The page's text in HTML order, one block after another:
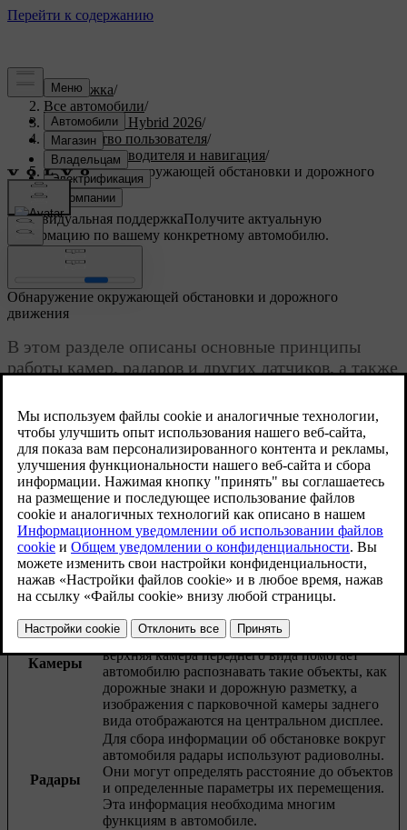
Поддержка/
Все автомобили/
XC90 Plug-in Hybrid 2026/
Руководство пользователя/
Поддержка водителя и навигация/
Обнаружение окружающей обстановки и дорожного
движения
Индивидуальная поддержкаПолучите актуальную
информацию по вашему конкретному автомобилю.
Обновленная версия 04.04.2025
Обнаружение окружающей обстановки и дорожного
движения
В этом разделе описаны основные принципы
работы камер, радаров и других датчиков, а также
воспринимает окружающее, может помочь при
использовании функций, которые работают на
основе этой способности автомобиля.
Способность автомобиля распознавать окружающую
обстановку обеспечивается многими системами и датчиками
и многих типов. Интерпретация автомобилем собираемых им
данных позволяет получить информацию о его действиях,
особенно при работе функций поддержки водителя.
Камеры
Камеры работают подобно человеческому
глазу. Изображения с разных камер
используются для разных целей. Например,
верхняя камера переднего вида помогает
автомобилю распознавать такие объекты, как
дорожные знаки и дорожную разметку, а
изображения с парковочной камеры заднего
вида отображаются на центральном дисплее.
Радары
Для сбора информации об обстановке вокруг
автомобиля радары используют радиоволны.
Они могут определять расстояние до объектов
и определенные параметры их перемещения.
Эта информация необходима многим
функциям в автомобиле.